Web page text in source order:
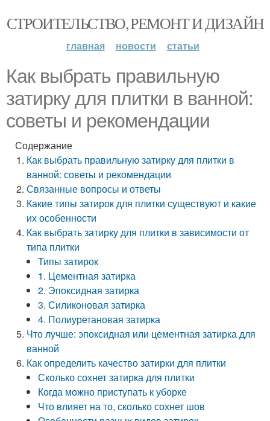
СТРОИТЕЛЬСТВО, РЕМОНТ И ДИЗАЙН
главная новости статьи
Как выбрать правильную
затирку для плитки в ванной:
советы и рекомендации
Содержание
Как выбрать правильную затирку для плитки в
ванной: советы и рекомендации
Связанные вопросы и ответы
Какие типы затирок для плитки существуют и какие
их особенности
Как выбрать затирку для плитки в зависимости от
типа плитки
Типы затирок
1. Цементная затирка
2. Эпоксидная затирка
3. Силиконовая затирка
4. Полиуретановая затирка
Что лучше: эпоксидная или цементная затирка для
ванной
Как определить качество затирки для плитки
Сколько сохнет затирка для плитки
Когда можно приступать к уборке
Что влияет на то, сколько сохнет шов